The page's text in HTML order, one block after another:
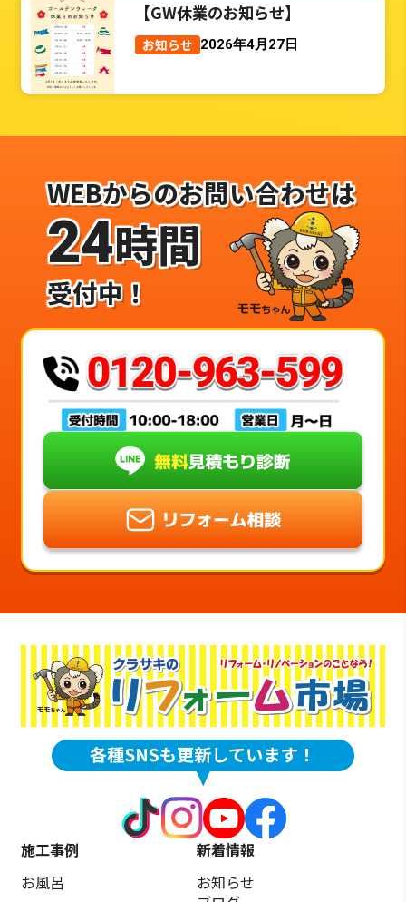
【GW休業のお知らせ】
お知らせ 2026年4月27日
WEBからのお問い合わせは
24時間
受付中！
施工事例
お風呂
新着情報
お知らせ